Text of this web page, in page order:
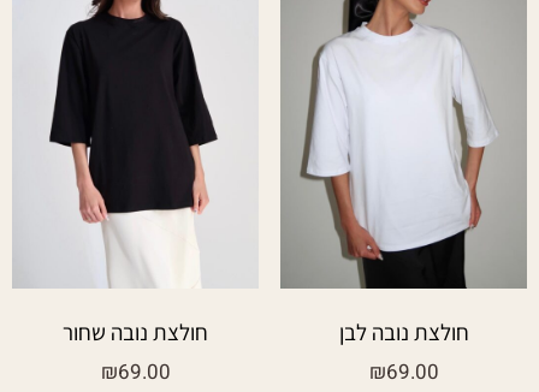
חולצת נובה לבן
₪69.00
חולצת נובה שחור
₪69.00